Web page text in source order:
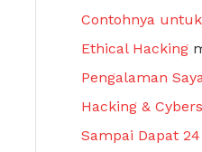
Contohnya
Ethical Hacking
Pengalaman
Hacking &
Sampai Dapat